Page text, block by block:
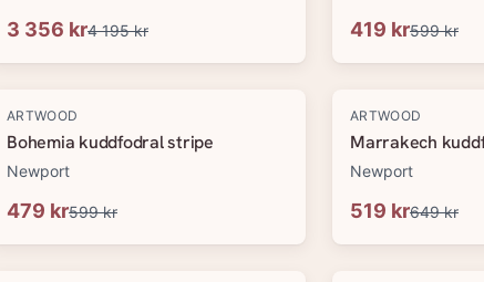
3 356 kr4 195 kr 419 kr599 kr
-20%
ARTWOOD
Bohemia kuddfodral stripe
Newport
479 kr599 kr
-20%
ARTWOOD
Marrakech
Newport
519 kr649 kr